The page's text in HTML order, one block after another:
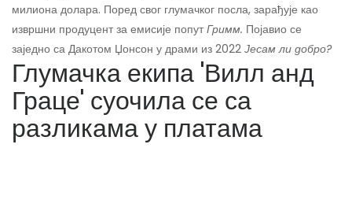
милиона долара. Поред свог глумачког посла, зарађује као
извршни продуцент за емисије попутГримм. Појавио се
заједно са Дакотом Џонсон у драми из 2022 Јесам ли добро?
Глумачка екипа 'Вилл анд
Граце' суочила се са
разликама у платама